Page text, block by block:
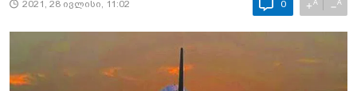
2021, 28 ივლისი, 11:02 0 + −